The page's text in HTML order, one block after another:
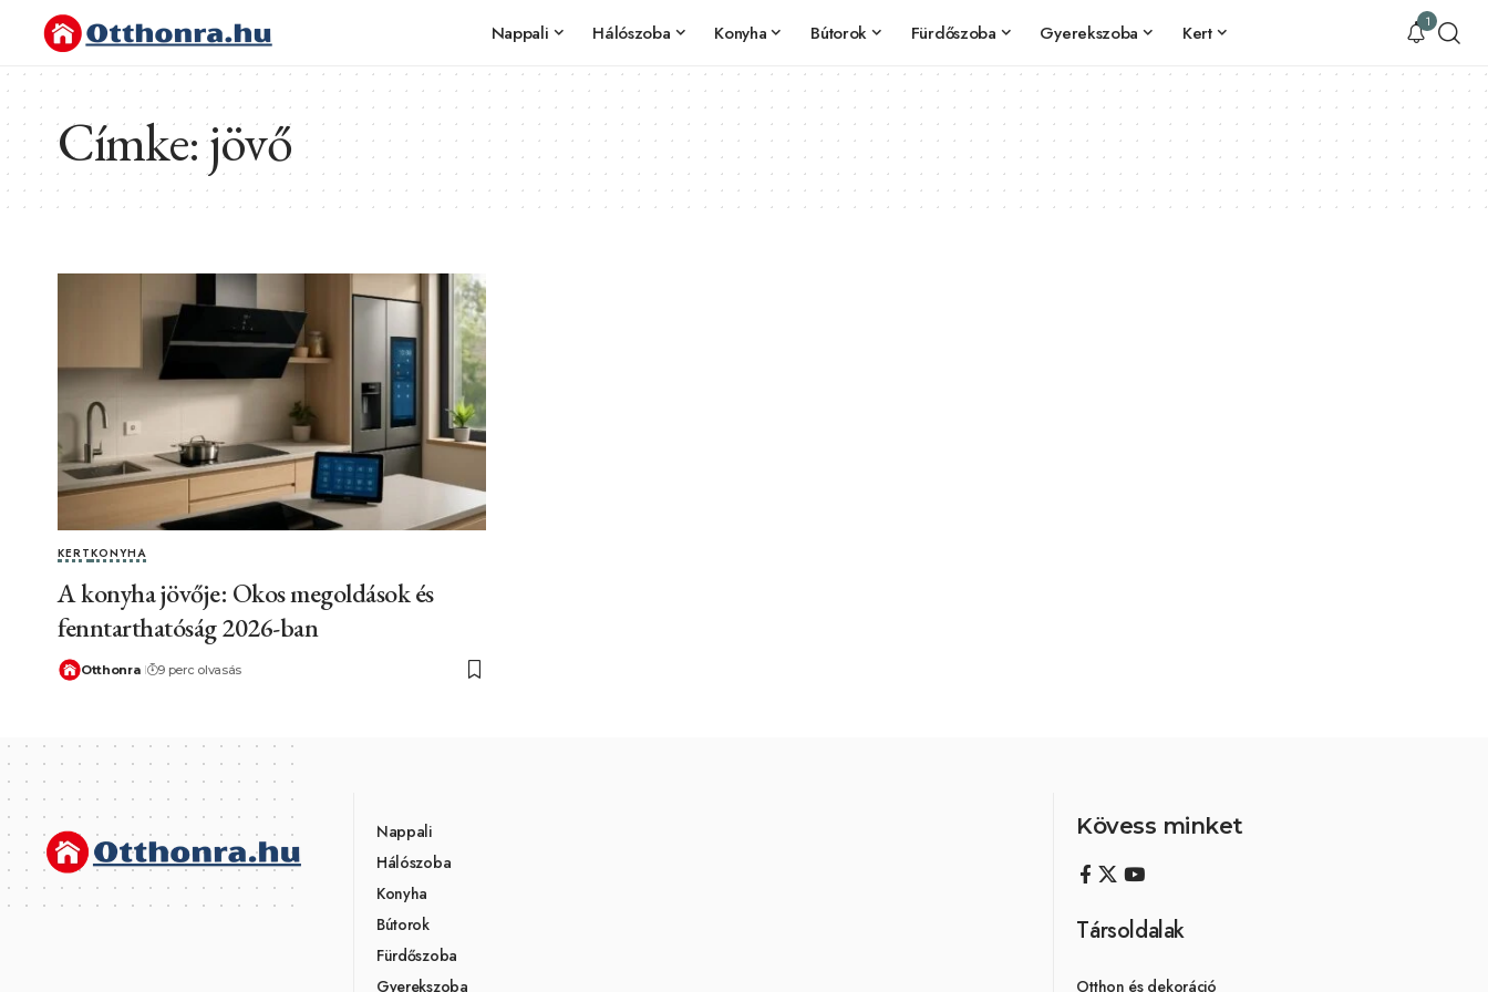
Nappali Hálószoba Konyha Bútorok Fürdőszoba Gyerekszoba Kert
1
Címke:jövő
KERTKONYHA
A konyha jövője: Okos megoldások és
fenntarthatóság 2026-ban
Otthonra 9 perc olvasás
Nappali
Hálószoba
Konyha
Bútorok
Fürdőszoba
Gyerekszoba
Kövess minket
Társoldalak
Otthon és dekoráció